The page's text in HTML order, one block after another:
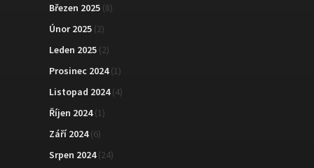
Březen 2025 (8)
Únor 2025 (2)
Leden 2025 (2)
Prosinec 2024(1)
Listopad 2024(4)
Říjen 2024(1)
Září 2024(6)
Srpen 2024(24)